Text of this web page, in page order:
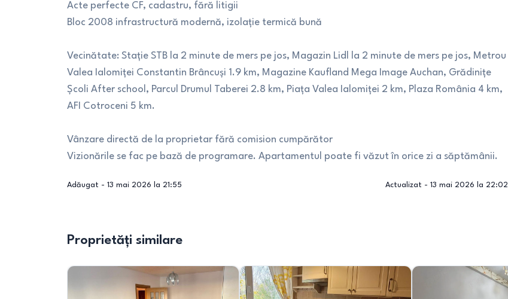
Acte perfecte CF, cadastru, fără litigii
Bloc 2008 infrastructură modernă, izolație termică bună
Vecinătate: Stație STB la 2 minute de mers pe jos, Magazin Lidl la 2 minute de mers pe jos, Metrou
Valea Ialomiței Constantin Brâncuși 1.9 km, Magazine Kaufland Mega Image Auchan, Grădinițe
Școli After school, Parcul Drumul Taberei 2.8 km, Piața Valea Ialomiței 2 km, Plaza România 4 km,
AFI Cotroceni 5 km.
Vânzare directă de la proprietar fără comision cumpărător
Vizionările se fac pe bază de programare. Apartamentul poate fi văzut în orice zi a săptămânii.
Adăugat - 13 mai 2026 la 21:55 Actualizat - 13 mai 2026 la 22:02
Proprietăți similare